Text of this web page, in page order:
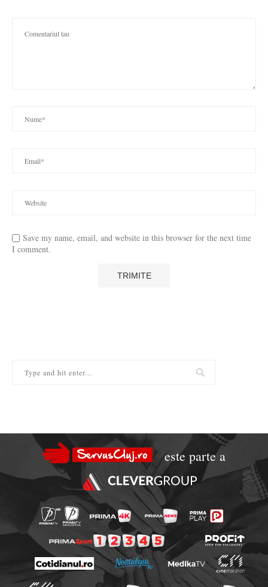
Save my name, email, and website in this browser for the next time
I comment.
este parte a